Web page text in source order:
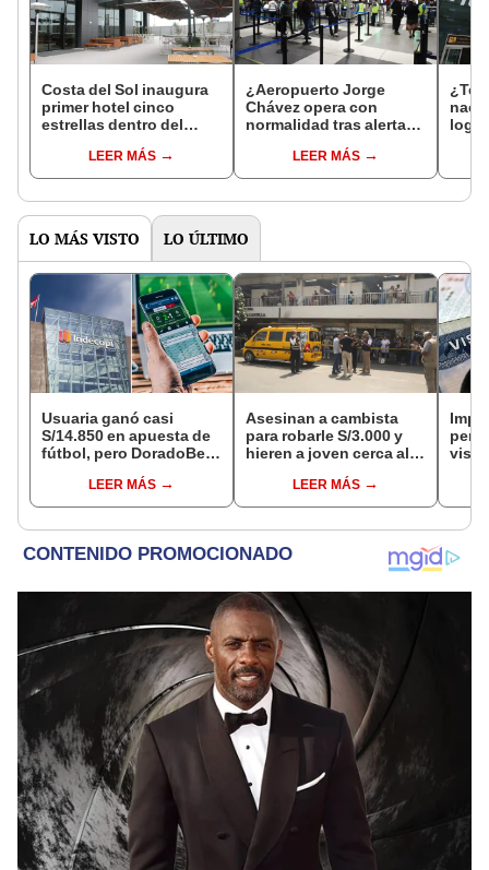
Costa del Sol inaugura
primer hotel cinco
estrellas dentro del
pese a clima de cautela
empresarial
LEER MÁS
¿Aeropuerto Jorge
Chávez opera con
normalidad tras alerta
Lima Airport emite
recomendaciones a
LEER MÁS
viejo
LO MÁS VISTO LO ÚLTIMO
Usuaria ganó casi
S/14.850 en apuesta de
fútbol, pero DoradoBet
Indecopi multó a la
empresa con más de S/
LEER MÁS
Asesinan a cambista
para robarle S/3.000 y
hieren a joven cerca al
CercadoLEER MÁS